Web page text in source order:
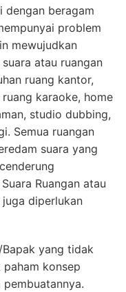
dengan beragam
problem
mewujudkan
atau ruangan
ruang kantor,
karaoke, home
studio dubbing,
Semua ruangan
suara yang
Ruangan atau
juga diperlukan
yang tidak
konsep